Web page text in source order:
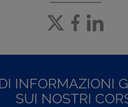
INFORMAZIONI
SUI NOSTRI